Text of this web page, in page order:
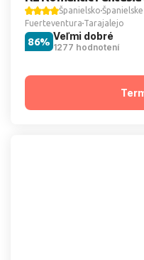
Španielsko
Fuerteventura Tarajalejo
Veľmi dobré
1277 hodnotení
86%